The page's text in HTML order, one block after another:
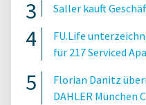
Saller kauft
FU.Life
für 217 Serviced
Florian Danitz
DAHLER München